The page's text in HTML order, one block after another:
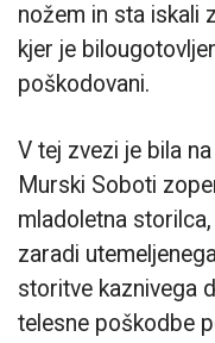
nožem in sta iskali
kjer je bilo
poškodovani.
V tej zvezi je bila
Murski Soboti
mladoletna
zaradi
storitve kaznivega
telesne poškodbe